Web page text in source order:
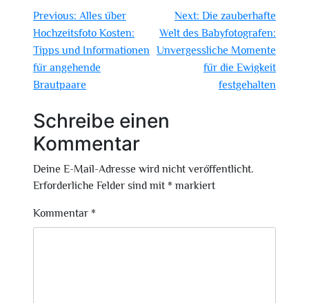
Beitragsnavigation
Previous: Alles über
Hochzeitsfoto Kosten:
Tipps und Informationen
für angehende
Brautpaare
Next: Die zauberhafte
Welt des Babyfotografen:
Unvergessliche Momente
für die Ewigkeit
festgehalten
Schreibe einen
Kommentar
Deine E-Mail-Adresse wird nicht veröffentlicht.
Erforderliche Felder sind mit * markiert
Kommentar *